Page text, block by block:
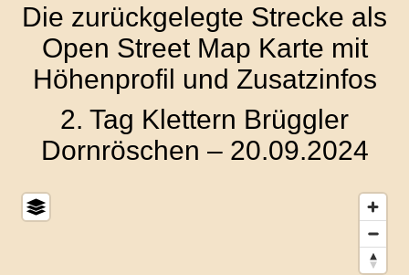
Die zurückgelegte Strecke als
Open Street Map Karte mit
Höhenprofil und Zusatzinfos
2. Tag Klettern Brüggler
Dornröschen – 20.09.2024